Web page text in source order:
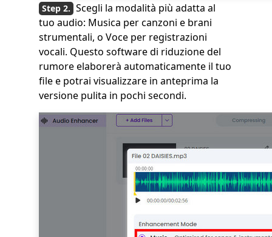
Scegli la modalità più adatta al
tuo audio: Musica per canzoni e brani
strumentali, o Voce per registrazioni
vocali. Questo software di riduzione del
rumore elaborerà automaticamente il tuo
file e potrai visualizzare in anteprima la
versione pulita in pochi secondi.